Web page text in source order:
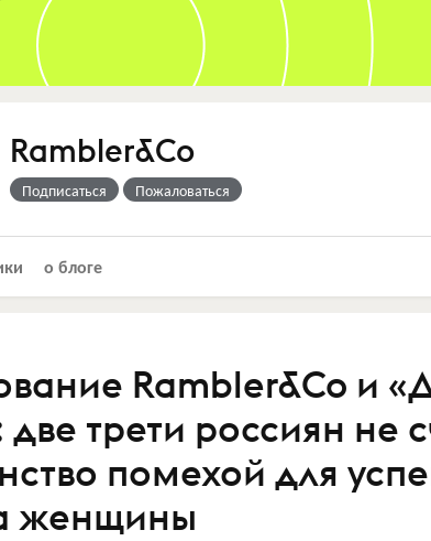
Rambler&Co
Подписаться Пожаловаться
о блоге
Rambler&Co и
трети россиян не
помехой для
женщины